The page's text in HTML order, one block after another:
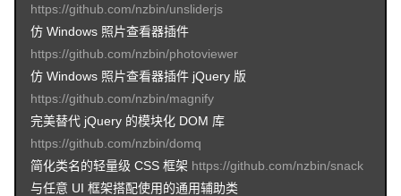
https://github.com/nzbin/unsliderjs
仿 Windows 照片查看器插件
https://github.com/nzbin/photoviewer
仿 Windows 照片查看器插件 jQuery 版
https://github.com/nzbin/magnify
完美替代 jQuery 的模块化 DOM 库
https://github.com/nzbin/domq
简化类名的轻量级 CSS 框架 https://github.com/nzbin/snack
与任意 UI 框架搭配使用的通用辅助类